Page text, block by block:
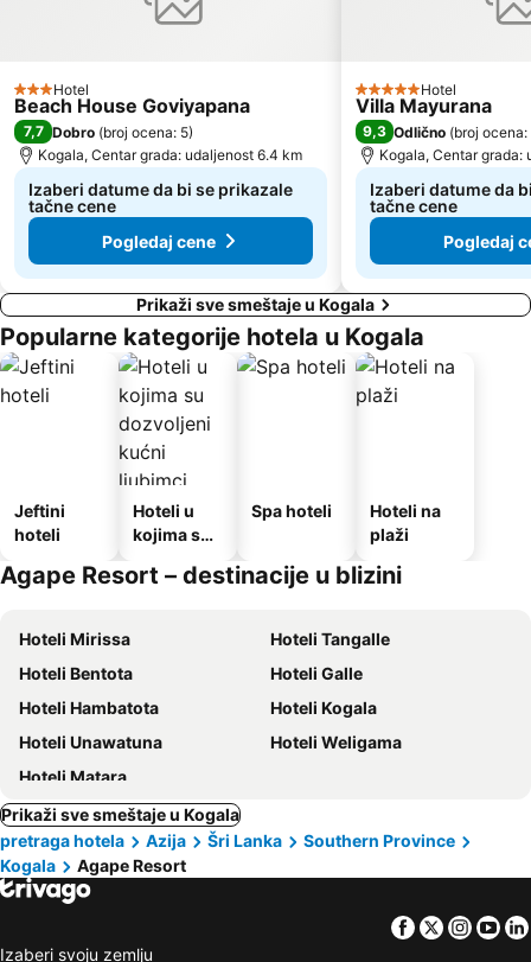
3 Zvezdice
Hotel
Beach House Goviyapana
7,7 Dobro (broj ocena: 5)
Kogala, Centar grada: udaljenost 6.4 km
Izaberi datume da bi se prikazale
tačne cene
Pogledaj cene
5 Zvezdice
Hotel
Villa Mayurana
9,3 Odlično (broj ocena:
Kogala, Centar grada:
Izaberi datume da
tačne cene
Pogledaj
Prikaži sve smeštaje u Kogala
Popularne kategorije hotela u Kogala
Jeftini
hoteli
Hoteli u
kojima su
kućni
Spa hoteli
Hoteli na
plaži
Agape Resort – destinacije u blizini
Hoteli Mirissa
Hoteli Tangalle
Hoteli Bentota
Hoteli Galle
Hoteli Hambatota
Hoteli Kogala
Hoteli Unawatuna
Hoteli Weligama
Hoteli Matara
Prikaži sve smeštaje u Kogala
pretraga hotela
Azija Šri Lanka
Southern Province
Kogala
Agape Resort
Facebook
Twitter
Izaberi svoju zemlju